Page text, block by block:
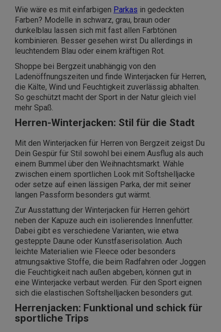
Wie wäre es mit einfarbigen Parkas in gedeckten
Farben? Modelle in schwarz, grau, braun oder
dunkelblau lassen sich mit fast allen Farbtönen
kombinieren. Besser gesehen wirst Du allerdings in
leuchtendem Blau oder einem kräftigen Rot.
Shoppe bei Bergzeit unabhängig von den
Ladenöffnungszeiten und finde Winterjacken für Herren,
die Kälte, Wind und Feuchtigkeit zuverlässig abhalten.
So geschützt macht der Sport in der Natur gleich viel
mehr Spaß.
Herren-Winterjacken: Stil für die Stadt
Mit den Winterjacken für Herren von Bergzeit zeigst Du
Dein Gespür für Stil sowohl bei einem Ausflug als auch
einem Bummel über den Weihnachtsmarkt. Wähle
zwischen einem sportlichen Look mit Softshelljacke
oder setze auf einen lässigen Parka, der mit seiner
langen Passform besonders gut wärmt.
Zur Ausstattung der Winterjacken für Herren gehört
neben der Kapuze auch ein isolierendes Innenfutter.
Dabei gibt es verschiedene Varianten, wie etwa
gesteppte Daune oder Kunstfaserisolation. Auch
leichte Materialien wie Fleece oder besonders
atmungsaktive Stoffe, die beim Radfahren oder Joggen
die Feuchtigkeit nach außen abgeben, können gut in
eine Winterjacke verbaut werden. Für den Sport eignen
sich die elastischen Softshelljacken besonders gut.
Herrenjacken: Funktional und schick für
sportliche Trips